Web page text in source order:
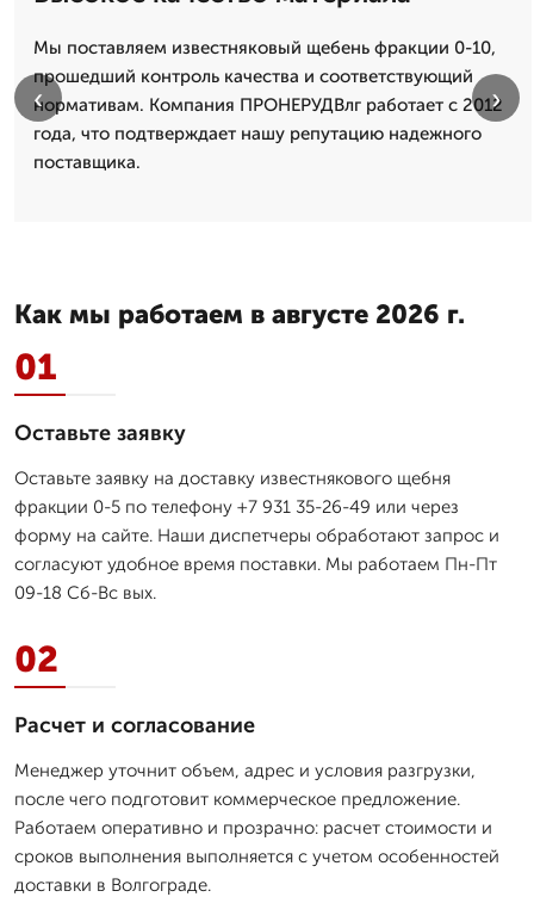
Мы поставляем известняковый щебень фракции 0-10,
прошедший контроль качества и соответствующий
нормативам. Компания ПРОНЕРУДВлг работает с 2012
года, что подтверждает нашу репутацию надежного
поставщика.
‹ ›
Как мы работаем в августе 2026 г.
01
Оставьте заявку
Оставьте заявку на доставку известнякового щебня
фракции 0-5 по телефону +7 931 35-26-49 или через
форму на сайте. Наши диспетчеры обработают запрос и
согласуют удобное время поставки. Мы работаем Пн-Пт
09-18 Сб-Вс вых.
02
Расчет и согласование
Менеджер уточнит объем, адрес и условия разгрузки,
после чего подготовит коммерческое предложение.
Работаем оперативно и прозрачно: расчет стоимости и
сроков выполнения выполняется с учетом особенностей
доставки в Волгограде.